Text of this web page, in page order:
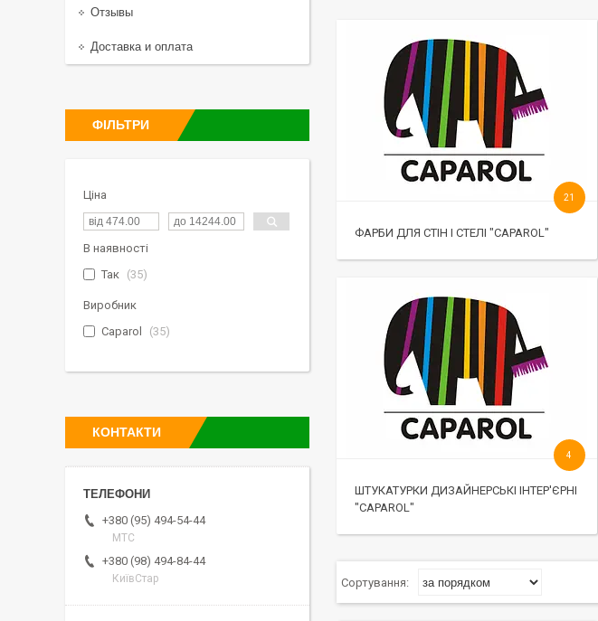
ФАРБИ ДЛЯ СТІН І СТЕЛІ "CAPAROL"
21
ШТУКАТУРКИ ДИЗАЙНЕРСЬКІ ІНТЕР'ЄРНІ
"CAPAROL"
4
Отзывы
Доставка и оплата
ФІЛЬТРИ
Ціна
В наявності
Так
35
Виробник
Caparol
35
КОНТАКТИ
+380 (95) 494-54-44
МТС
+380 (98) 494-84-44
КиївСтар